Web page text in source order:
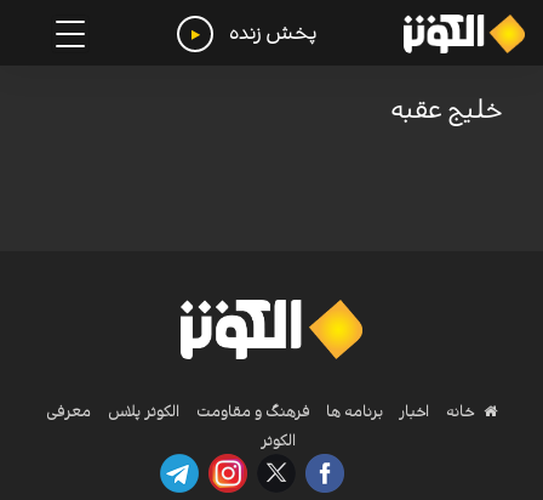
پخش زنده
خلیج عقبه
خانه اخبار برنامه ها فرهنگ و مقاومت الکوثر پلاس
معرفی
الکوثر